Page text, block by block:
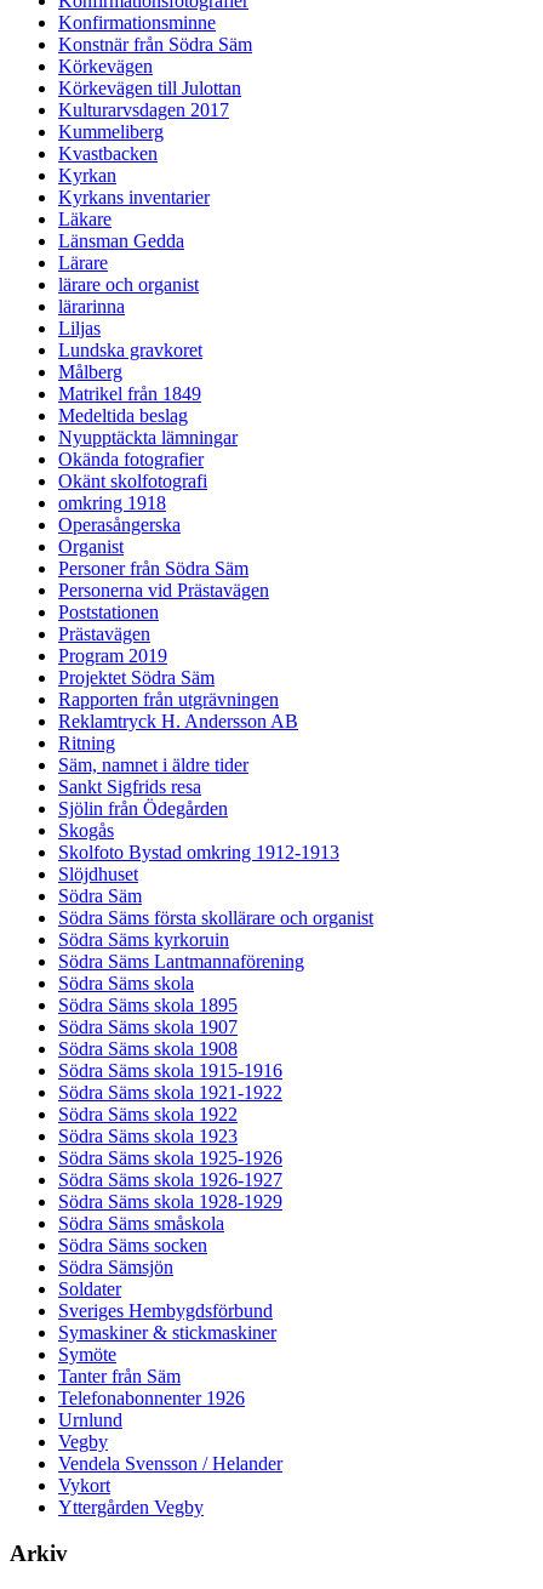
Konfirmationsminne
Konstnär från Södra Säm
Körkevägen
Körkevägen till Julottan
Kulturarvsdagen 2017
Kummeliberg
Kvastbacken
Kyrkan
Kyrkans inventarier
Läkare
Länsman Gedda
Lärare
lärare och organist
lärarinna
Liljas
Lundska gravkoret
Målberg
Matrikel från 1849
Medeltida beslag
Nyupptäckta lämningar
Okända fotografier
Okänt skolfotografi
omkring 1918
Operasångerska
Organist
Personer från Södra Säm
Personerna vid Prästavägen
Poststationen
Prästavägen
Program 2019
Projektet Södra Säm
Rapporten från utgrävningen
Reklamtryck H. Andersson AB
Ritning
Säm, namnet i äldre tider
Sankt Sigfrids resa
Sjölin från Ödegården
Skogås
Skolfoto Bystad omkring 1912-1913
Slöjdhuset
Södra Säm
Södra Säms första skollärare och organist
Södra Säms kyrkoruin
Södra Säms Lantmannaförening
Södra Säms skola
Södra Säms skola 1895
Södra Säms skola 1907
Södra Säms skola 1908
Södra Säms skola 1915-1916
Södra Säms skola 1921-1922
Södra Säms skola 1922
Södra Säms skola 1923
Södra Säms skola 1925-1926
Södra Säms skola 1926-1927
Södra Säms skola 1928-1929
Södra Säms småskola
Södra Säms socken
Södra Sämsjön
Soldater
Sveriges Hembygdsförbund
Symaskiner & stickmaskiner
Symöte
Tanter från Säm
Telefonabonnenter 1926
Urnlund
Vegby
Vendela Svensson / Helander
Vykort
Yttergården Vegby
Arkiv